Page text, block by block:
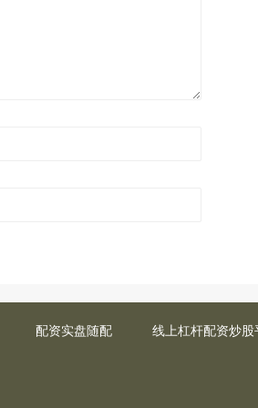
配资实盘随配 线上杠杆配资炒股